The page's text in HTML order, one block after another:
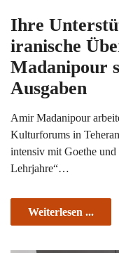
Ihre
iranische
Madanipour
Ausgaben
Amir Madanipour
Kulturforums in
intensiv mit Goethe und
Lehrjahre“…
Weiterlesen ...